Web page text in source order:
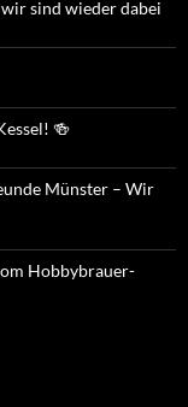
sind wieder dabei
🍻
Münster – Wir
Hobbybrauer-